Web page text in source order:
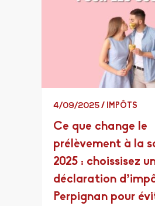
4/09/2025 / IMPÔTS
Ce que change le
prélèvement à la
2025 : choissisez
déclaration
Perpignan pour